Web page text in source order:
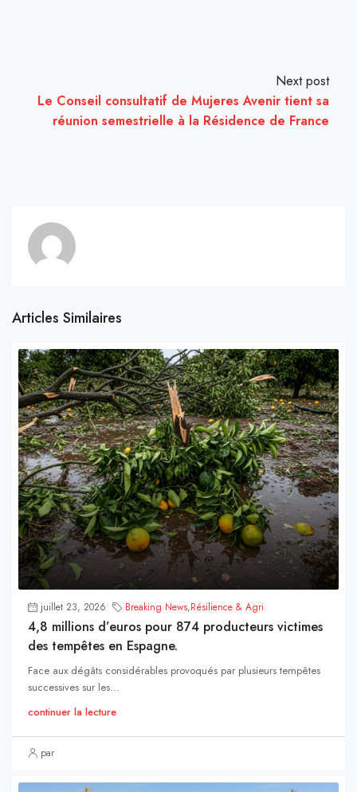
Next post
Le Conseil consultatif de Mujeres Avenir tient sa
réunion semestrielle à la Résidence de France
Articles Similaires
juillet 23, 2026 Breaking News,Résilience & Agri
4,8 millions d’euros pour 874 producteurs victimes
des tempêtes en Espagne.
Face aux dégâts considérables provoqués par plusieurs tempêtes
successives sur les...
continuer la lecture
par